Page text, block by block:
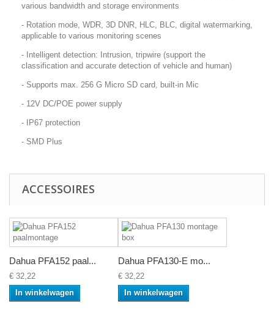
various bandwidth and storage environments
- Rotation mode, WDR, 3D DNR, HLC, BLC, digital watermarking,
applicable to various monitoring scenes
- Intelligent detection: Intrusion, tripwire (support the
classification and accurate detection of vehicle and human)
- Supports max. 256 G Micro SD card, built-in Mic
- 12V DC/POE power supply
- IP67 protection
- SMD Plus
ACCESSOIRES
Dahua PFA152 paal...
€ 32,22
In winkelwagen
Dahua PFA130-E mo...
€ 32,22
In winkelwagen